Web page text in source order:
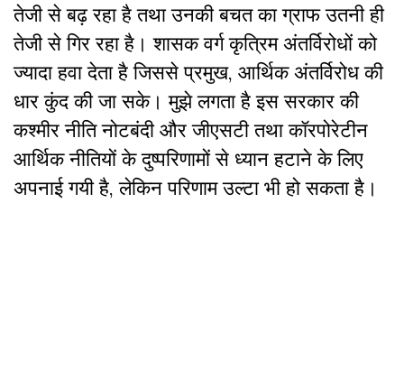
तेजी से बढ़ रहा है तथा उनकी बचत का ग्राफ उतनी ही
तेजी से गिर रहा है। शासक वर्ग कृत्रिम अंतर्विरोधों को
ज्यादा हवा देता है जिससे प्रमुख, आर्थिक अंतर्विरोध की
धार कुंद की जा सके। मुझे लगता है इस सरकार की
कश्मीर नीति नोटबंदी और जीएसटी तथा कॉरपोरेटीन
आर्थिक नीतियों के दुष्परिणामों से ध्यान हटाने के लिए
अपनाई गयी है, लेकिन परिणाम उल्टा भी हो सकता है।